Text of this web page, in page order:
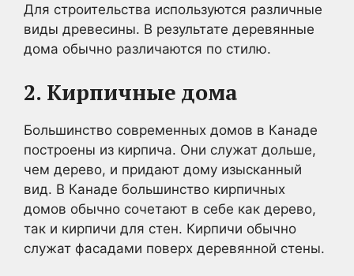
Для строительства используются различные
виды древесины. В результате деревянные
дома обычно различаются по стилю.
2. Кирпичные дома
Большинство современных домов в Канаде
построены из кирпича. Они служат дольше,
чем дерево, и придают дому изысканный
вид. В Канаде большинство кирпичных
домов обычно сочетают в себе как дерево,
так и кирпичи для стен. Кирпичи обычно
служат фасадами поверх деревянной стены.